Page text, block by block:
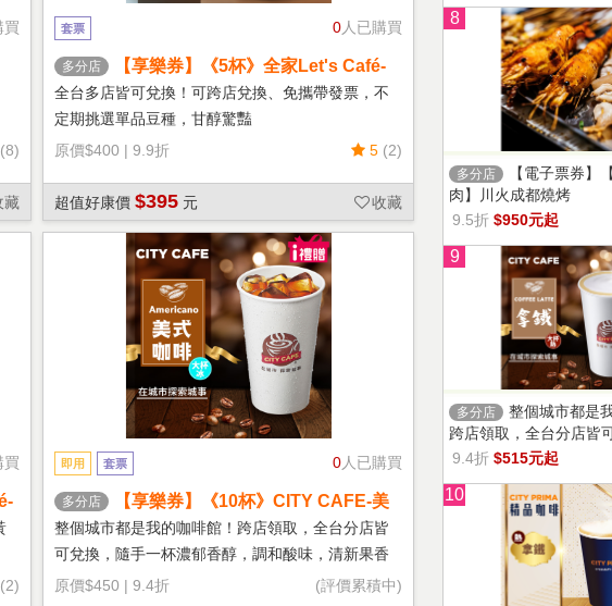
買
(8)
藏
0人已購買
套票
多分店
【享樂券】《5杯》全家Let's Café-
熱單品美式(中杯)
全台多店皆可兌換！可跨店兌換、免攜帶發票，不
定期挑選單品豆種，甘醇驚豔
原價$400 | 9.9折 5 (2)
超值好康價 $395 元 收藏
買
(2)
0人已購買
即用 套票
多分店
【享樂券】《10杯》CITY CAFE-美
式咖啡(大杯-冰)
整個城市都是我的咖啡館！跨店領取，全台分店皆
可兌換，隨手一杯濃郁香醇，調和酸味，清新果香
回甘不苦澀
原價$450 | 9.4折 (評價累積中)
8
多分店
【電子票券】
肉】川火成都燒烤
9.5折 $950元起
9
多分店
整個城市都是
跨店領取，全台分店皆
一杯濃郁香醇，奶香把
9.4折 $515元起
10